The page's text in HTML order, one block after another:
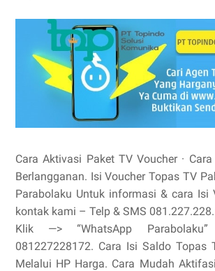
Cara Aktivasi Paket TV Voucher ·
Berlangganan. Isi Voucher Topas TV
Parabolaku Untuk informasi & cara Isi
kontak kami – Telp & SMS
Klik —> “WhatsApp
081227228172. Cara Isi Saldo Topas
Melalui HP Harga. Cara Mudah